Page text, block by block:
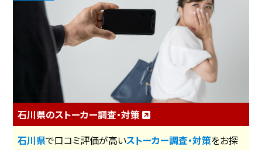
石川県のストーカー調査・対策
石川県で口コミ評価が高いストーカー調査・対策をお探